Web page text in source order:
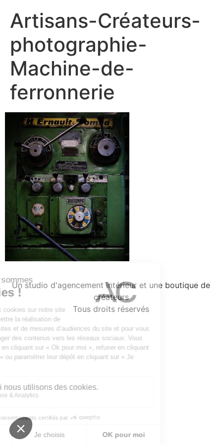
Artisans-Créateurs-
photographie-
Machine-de-
ferronnerie
Un studio d'agencement intérieur et une boutique de
créateurs
Tous droits réservés